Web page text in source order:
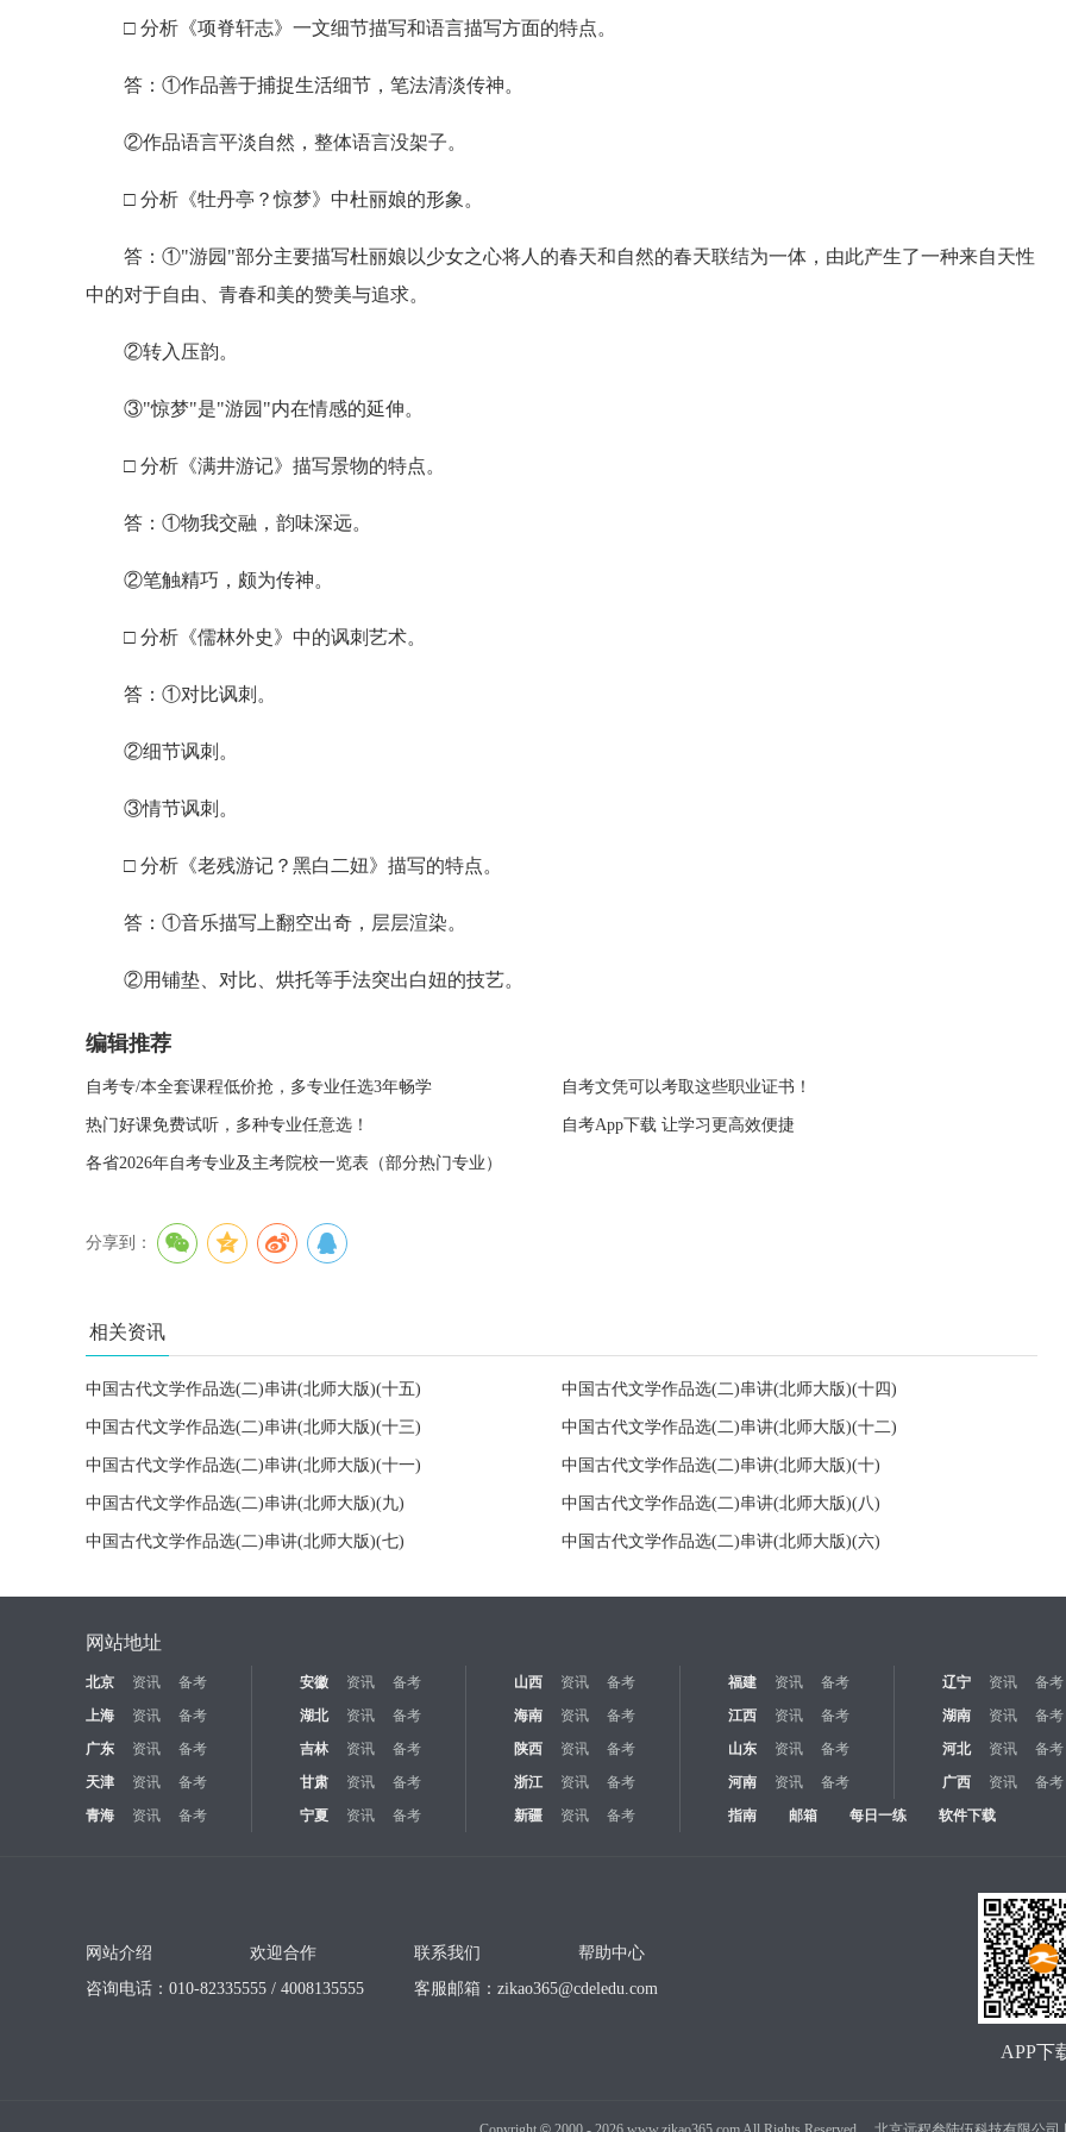
□ 分析《项脊轩志》一文细节描写和语言描写方面的特点。
答：①作品善于捕捉生活细节，笔法清淡传神。
②作品语言平淡自然，整体语言没架子。
□ 分析《牡丹亭？惊梦》中杜丽娘的形象。
答：①"游园"部分主要描写杜丽娘以少女之心将人的春天和自然的春天联结为一体，由此产生了一种来自天性
中的对于自由、青春和美的赞美与追求。
②转入压韵。
③"惊梦"是"游园"内在情感的延伸。
□ 分析《满井游记》描写景物的特点。
答：①物我交融，韵味深远。
②笔触精巧，颇为传神。
□ 分析《儒林外史》中的讽刺艺术。
答：①对比讽刺。
②细节讽刺。
③情节讽刺。
□ 分析《老残游记？黑白二妞》描写的特点。
答：①音乐描写上翻空出奇，层层渲染。
②用铺垫、对比、烘托等手法突出白妞的技艺。
编辑推荐
自考专/本全套课程低价抢，多专业任选3年畅学 自考文凭可以考取这些职业证书！
热门好课免费试听，多种专业任意选！ 自考App下载 让学习更高效便捷
各省2026年自考专业及主考院校一览表（部分热门专业）
分享到：
相关资讯
中国古代文学作品选(二)串讲(北师大版)(十五) 中国古代文学作品选(二)串讲(北师大版)(十四)
中国古代文学作品选(二)串讲(北师大版)(十三) 中国古代文学作品选(二)串讲(北师大版)(十二)
中国古代文学作品选(二)串讲(北师大版)(十一) 中国古代文学作品选(二)串讲(北师大版)(十)
中国古代文学作品选(二)串讲(北师大版)(九) 中国古代文学作品选(二)串讲(北师大版)(八)
中国古代文学作品选(二)串讲(北师大版)(七) 中国古代文学作品选(二)串讲(北师大版)(六)
网站地址
北京 资讯 备考 安徽 资讯 备考 山西 资讯 备考 福建 资讯 备考 辽宁 资讯
备考
上海
资讯 备考 湖北 资讯 备考 海南 资讯 备考 江西 资讯 备考 湖南 资讯
备考
广东
资讯 备考 吉林 资讯 备考 陕西 资讯 备考 山东 资讯 备考 河北 资讯
备考
天津
资讯 备考 甘肃 资讯 备考 浙江 资讯 备考 河南 资讯 备考 广西 资讯
备考
青海
资讯 备考 宁夏 资讯 备考 新疆 资讯 备考 指南 邮箱 每日一练 软件下载
网站介绍 欢迎合作 联系我们
帮助中心
咨询电话：010-82335555 / 4008135555
客服邮箱： zikao365@cdeledu.com
APP下